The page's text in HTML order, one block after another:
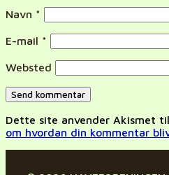
Navn *
E-mail *
Websted
Dette site anvender Akismet
om hvordan din kommentar